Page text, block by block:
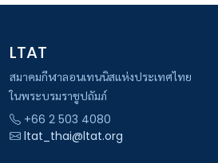
LTAT
สมาคมกีฬาลอนเทนนิสแห่งประเทศไทย
ในพระบรมราชูปถัมภ์
+66 2 503 4080
ltat_thai@ltat.org